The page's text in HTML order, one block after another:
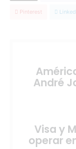
Pinterest
André
Visa y
operar